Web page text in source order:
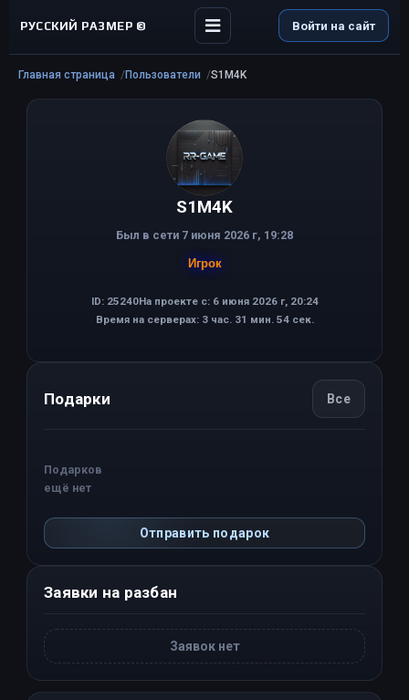
РУССКИЙ РАЗМЕР © Войти на сайт
Главная страница Пользователи S1M4K
S1M4K
Был в сети 7 июня 2026 г, 19:28
Игрок
ID: 25240На проекте с: 6 июня 2026 г, 20:24
Время на серверах: 3 час. 31 мин. 54 сек.
Подарки Все
Подарков
ещё нет
Отправить подарок
Заявки на разбан
Заявок нет